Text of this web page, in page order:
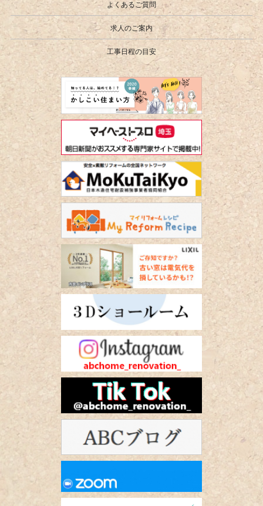
よくあるご質問
求人のご案内
工事日程の目安